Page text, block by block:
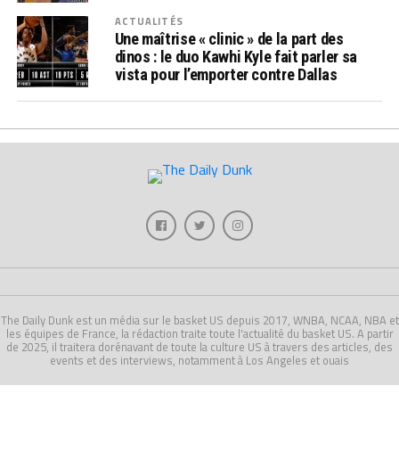
ACTUALITÉS
Une maîtrise « clinic » de la part des
dinos : le duo Kawhi Kyle fait parler sa
vista pour l’emporter contre Dallas
The Daily Dunk est un média sur le basket US depuis 2017, WNBA, NCAA, NBA et
les équipes de France, la rédaction traite toute l'actualité du basket US. A partir
de 2025, il traitera dorénavant de toute la culture US à travers des articles, des
events et des interviews, notamment à Los Angeles et ouais